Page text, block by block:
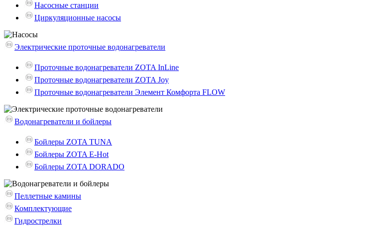
Насосные станции
Циркуляционные насосы
Электрические проточные водонагреватели
Проточные водонагреватели ZOTA InLine
Проточные водонагреватели ZOTA Joy
Проточные водонагреватели Элемент Комфорта FLOW
Водонагреватели и бойлеры
Бойлеры ZOTA TUNA
Бойлеры ZOTA E-Hot
Бойлеры ZOTA DORADO
Пеллетные камины
Комплектующие
Гидрострелки